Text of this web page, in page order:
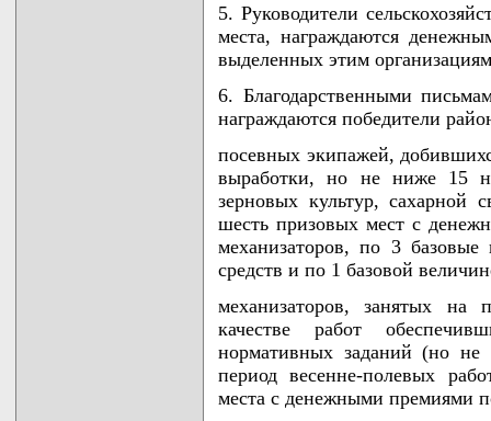
5. Руководители
места, награждаются
выделенных этим
6. Благодарственными
награждаются победители
посевных экипажей,
выработки, но не ниже 15
зерновых культур, сахарной
шесть призовых мест с
механизаторов, по 3
средств и по 1 базовой
механизаторов, занятых на
качестве работ
нормативных заданий (но не
период весенне-полевых
места с денежными премиями